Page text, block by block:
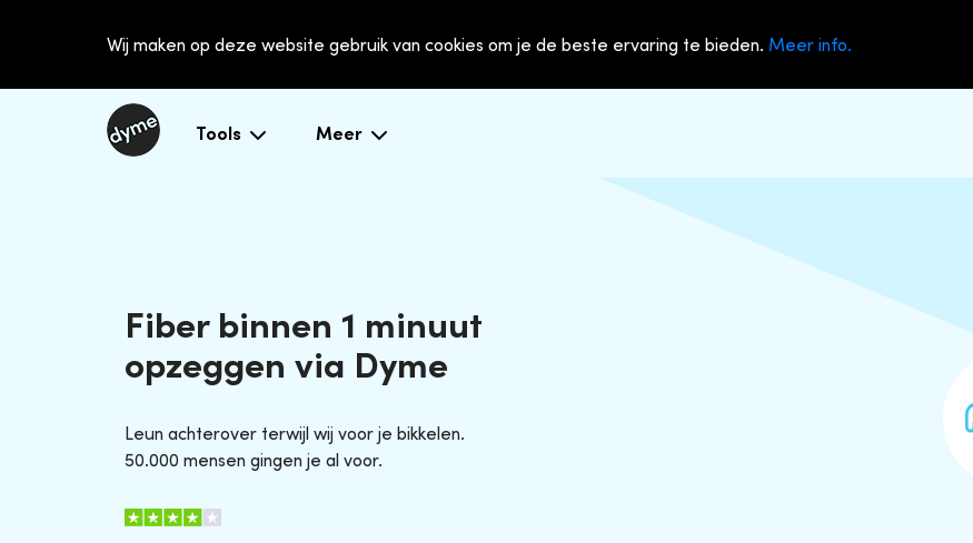
Wij maken op deze website gebruik van cookies om je de beste ervaring te bieden. Meer info.
Tools Meer
Fiber binnen 1 minuut
opzeggen via Dyme
Leun achterover terwijl wij voor je bikkelen.
50.000 mensen gingen je al voor.